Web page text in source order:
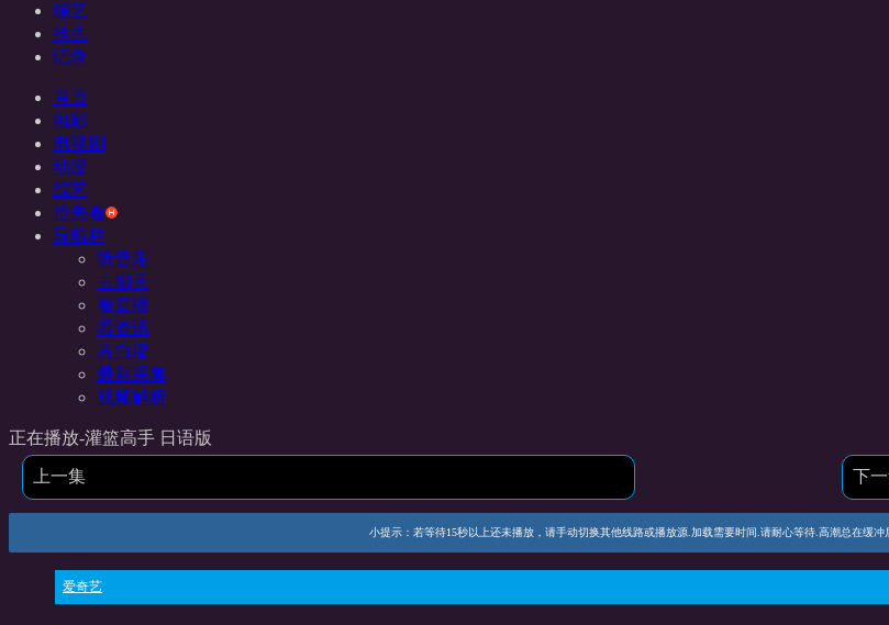
综艺
抢先
记录
首页
电影
电视剧
动漫
综艺
抢先看
导航栏
听音乐
去聊天
看直播
看资讯
表白墙
最新采集
视频解析
正在播放-灌篮高手 日语版
上一集 下
小提示：若等待15秒以上还未播放，请手动切换其他线路或播放源.加载需要时间.请耐心等待.高潮总在缓冲
爱奇艺